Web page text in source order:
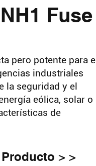
Fuse
pero potente para el
industriales
la seguridad y el
eólica, solar o
de
Producto > >